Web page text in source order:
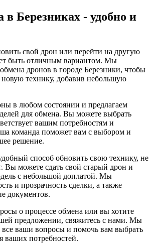
в Березниках - удобно и
свой дрон или перейти на другую
быть отличным вариантом. Мы
дронов в городе Березники, чтобы
технику, добавив небольшую
в любом состоянии и предлагаем
для обмена. Вы можете выбрать
вашим потребностям и
команда поможет вам с выбором и
решение.
способ обновить свою технику, не
Вы можете сдать свой старый дрон и
с небольшой доплатой. Мы
и прозрачность сделки, а также
документов.
о процессе обмена или вы хотите
предложении, свяжитесь с нами. Мы
все ваши вопросы и помочь вам выбрать
ваших потребностей.